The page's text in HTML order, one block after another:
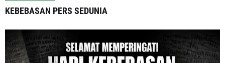
KEBEBASAN PERS SEDUNIA